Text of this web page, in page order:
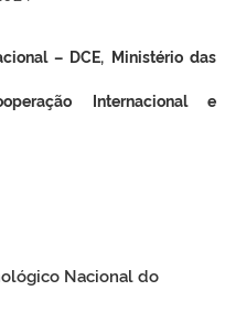
– DCE, Ministério das
Internacional e
Nacional do